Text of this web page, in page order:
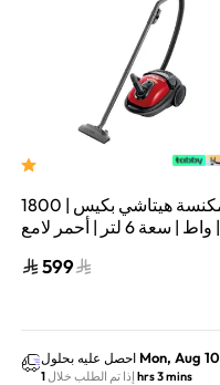
مكنسة هيتاشي بكيس | 1800
واط | سعة 6 لتر | أحمر لامع |
599
احصل عليه بحلول Mon, Aug 10
إذا تم الطلب خلال 1 hrs 3 mins